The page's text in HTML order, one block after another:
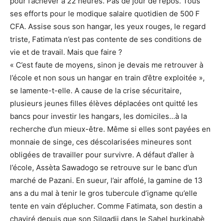
ses efforts pour le modique salaire quotidien de 500 F
CFA. Assise sous son hangar, les yeux rouges, le regard
triste, Fatimata n’est pas contente de ses conditions de
vie et de travail. Mais que faire ?
« C’est faute de moyens, sinon je devais me retrouver à
l’école et non sous un hangar en train d’être exploitée »,
se lamente-t-elle. A cause de la crise sécuritaire,
plusieurs jeunes filles élèves déplacées ont quitté les
bancs pour investir les hangars, les domiciles…à la
recherche d’un mieux-être. Même si elles sont payées en
monnaie de singe, ces déscolarisées mineures sont
obligées de travailler pour survivre. A défaut d’aller à
l’école, Assèta Sawadogo se retrouve sur le banc d’un
marché de Pazani. En sueur, l’air affolé, la gamine de 13
ans a du mal à tenir le gros tubercule d’igname qu’elle
tente en vain d’éplucher. Comme Fatimata, son destin a
chaviré depuis que son Silgadji dans le Sahel burkinabè